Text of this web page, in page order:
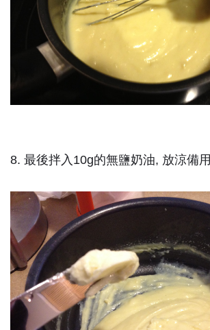
8. 最後拌入10g的無鹽奶油, 放涼備用